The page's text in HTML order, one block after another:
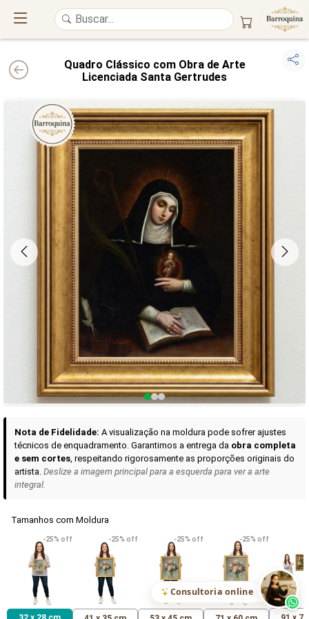
UM ATELIÊ 100% FINE ART
Trazemos a imponência das maiores obras de arte do mundo
para o
alto padrão da sua casa. Nosso acervo reúne a genialidade de grandes
pintores renomados
, resgatando artes reaise o requinte inconfundível
das obras do século XIX . Produção artesanal em Canvas 100% Algodão
Madeira Maciça e impressão com Pigmentação Mineral
QUALIDADE DE MUSEU GARANTIA ETERNA
Curadoria das Campanhas
A seleção de obras-primas apresentadas em nossos vídeos nas redes
sociais, reunidas aqui para sua apreciação.
VER DETALHES
Madona de Loreto
R$ 538,42
VER DETALHES
Narciso- caravaggio
R$ 365,92
VER
Maria
uma Rosa
R$ 365,92
Consultoria online
Quadro Clássico com Obra de Arte
Licenciada Santa Gertrudes
Nota de Fidelidade: A visualização na moldura pode sofrer ajustes
técnicos de enquadramento. Garantimos a entrega da obra completa
e sem cortes, respeitando rigorosamente as proporções originais do
artista. Deslize a imagem principal para a esquerda para ver a arte
integral.
Tamanhos com Moldura
-25% off -25% off -25% off -25% off